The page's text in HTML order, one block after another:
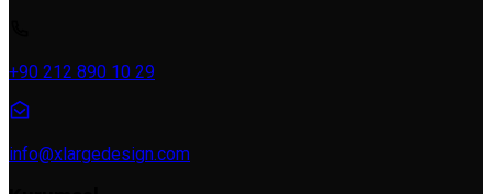
+90 212 890 10 29
info@xlargedesign.com